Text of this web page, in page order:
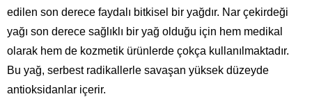
edilen son derece faydalı bitkisel bir yağdır. Nar çekirdeği
yağı son derece sağlıklı bir yağ olduğu için hem medikal
olarak hem de kozmetik ürünlerde çokça kullanılmaktadır.
Bu yağ, serbest radikallerle savaşan yüksek düzeyde
antioksidanlar içerir.